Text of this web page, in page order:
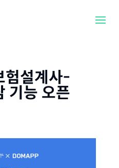
험설계사-
기능 오픈